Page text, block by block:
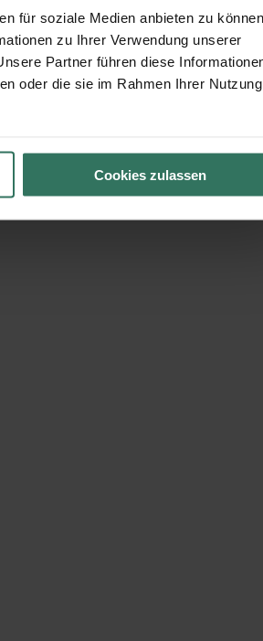
für soziale Medien anbieten zu
zu Ihrer Verwendung unserer
Partner führen diese
oder die sie im Rahmen Ihrer Nutzung
Cookies zulassen